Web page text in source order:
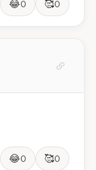
😂0 🥰0
😂0 🥰0